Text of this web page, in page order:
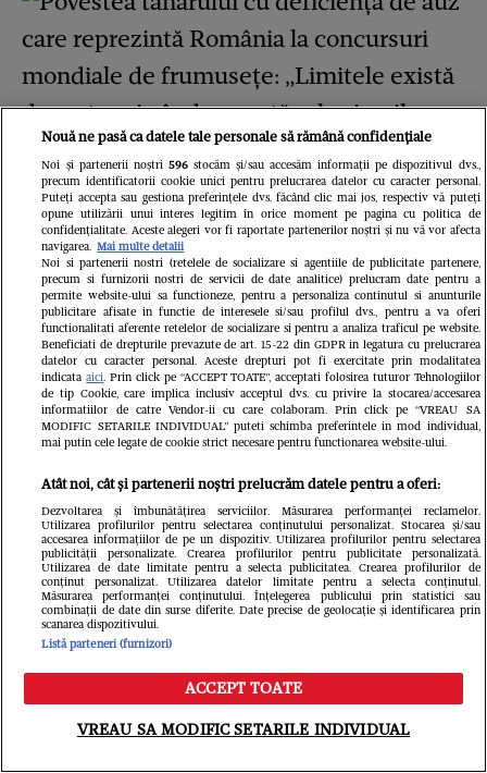
Povestea tânărului cu deficiență de
auz care reprezintă România la
concursuri mondiale de frumusețe:
„Limitele există doar atunci când
renunțăm la visurile noastre”
Meniu Caută
Nouă ne pasă ca datele tale personale să rămână confidențiale
Noi și partenerii noștri 596stocăm și/sau accesăm informații pe dispozitivul dvs.,
precum identificatorii cookie unici pentru prelucrarea datelor cu caracter personal.
Puteți accepta sau gestiona preferințele dvs. făcând clic mai jos, respectiv vă puteți
opune utilizării unui interes legitim în orice moment pe pagina cu politica de
confidențialitate. Aceste alegeri vor fi raportate partenerilor noștri și nu vă vor afecta
navigarea. Mai multe detalii
Noi si partenerii nostri (retelele de socializare si agentiile de publicitate partenere,
precum si furnizorii nostri de servicii de date analitice) prelucram date pentru a
permite website-ului sa functioneze, pentru a personaliza continutul si anunturile
publicitare afisate in functie de interesele si/sau profilul dvs., pentru a va oferi
functionalitati aferente retelelor de socializare si pentru a analiza traficul pe website.
Beneficiati de drepturile prevazute de art. 15-22 din GDPR in legatura cu prelucrarea
datelor cu caracter personal. Aceste drepturi pot fi exercitate prin modalitatea
indicataaici. Prin click pe “ACCEPT TOATE”, acceptati folosirea tuturor Tehnologiilor
de tip Cookie, care implica inclusiv acceptul dvs. cu privire la stocarea/accesarea
informatiilor de catre Vendor-ii cu care colaboram. Prin click pe “VREAU SA
MODIFIC SETARILE INDIVIDUAL” puteti schimba preferintele in mod individual,
mai putin cele legate de cookie strict necesare pentru functionarea website-ului.
Atât noi, cât și partenerii noștri prelucrăm datele pentru a oferi:
Dezvoltarea și îmbunătățirea serviciilor. Măsurarea performanței reclamelor.
Utilizarea profilurilor pentru selectarea conținutului personalizat. Stocarea și/sau
accesarea informațiilor de pe un dispozitiv. Utilizarea profilurilor pentru selectarea
publicității personalizate. Crearea profilurilor pentru publicitate personalizată.
Utilizarea de date limitate pentru a selecta publicitatea. Crearea profilurilor de
conținut personalizat. Utilizarea datelor limitate pentru a selecta conținutul.
Măsurarea performanței conținutului. Înțelegerea publicului prin statistici sau
combinații de date din surse diferite. Date precise de geolocație și identificarea prin
scanarea dispozitivului.
Listă parteneri (furnizori)
ACCEPT TOATE
VREAU SA MODIFIC SETARILE INDIVIDUAL